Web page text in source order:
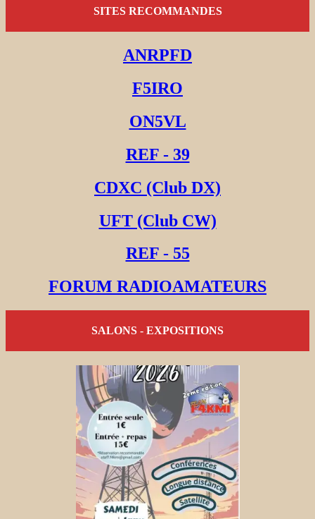
SITES RECOMMANDES
ANRPFD
F5IRO
ON5VL
REF - 39
CDXC (Club DX)
UFT (Club CW)
REF - 55
FORUM RADIOAMATEURS
SALONS - EXPOSITIONS